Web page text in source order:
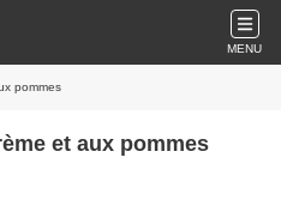
MENU
pommes
et aux pommes